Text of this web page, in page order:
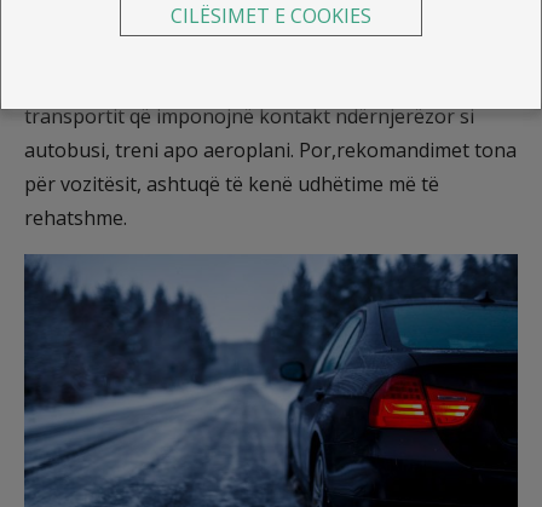
Duke e pasur parasysh edhe situatën me Covid 19,
transportit që imponojnë kontakt ndërnjerëzor si
autobusi, treni apo aeroplani. Por,rekomandimet tona
për vozitësit, ashtuqë të kenë udhëtime më të
rehatshme.
CILËSIMET E COOKIES